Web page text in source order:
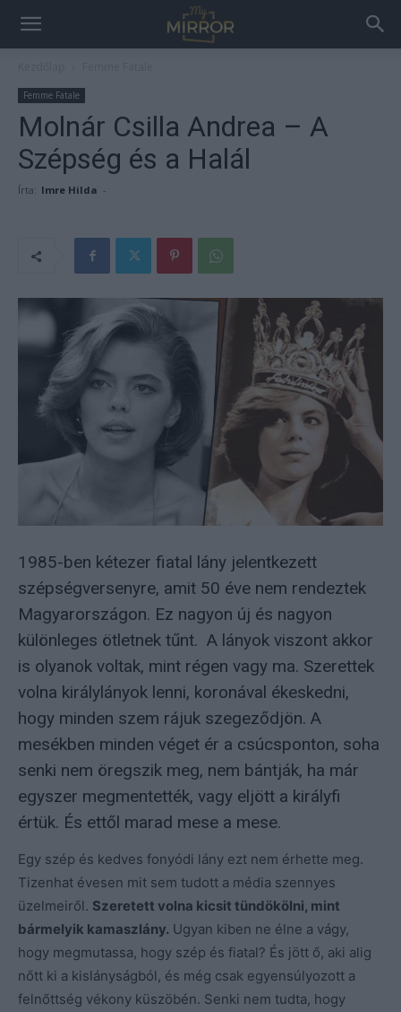
Femme Fatale
Molnár Csilla Andrea – A
Szépség és a Halál
Írta: Imre Hilda -
1985-ben kétezer fiatal lány jelentkezett
szépségversenyre, amit 50 éve nem rendeztek
Magyarországon. Ez nagyon új és nagyon
különleges ötletnek tűnt. A lányok viszont akkor
is olyanok voltak, mint régen vagy ma. Szerettek
volna királylányok lenni, koronával ékeskedni,
hogy minden szem rájuk szegeződjön. A
mesékben minden véget ér a csúcsponton, soha
senki nem öregszik meg, nem bántják, ha már
egyszer megmentették, vagy eljött a királyfi
értük. És ettől marad mese a mese.
Egy szép és kedves fonyódi lány ezt nem érhette meg.
Tizenhat évesen mit sem tudott a média szennyes
üzelmeiről. Szeretett volna kicsit tündökölni, mint
bármelyik kamaszlány. Ugyan kiben ne élne a vágy,
hogy megmutassa, hogy szép és fiatal? És jött ő, aki alig
nőtt ki a kislányságból, és még csak egyensúlyozott a
felnőttség vékony küszöbén. Senki nem tudta, hogy